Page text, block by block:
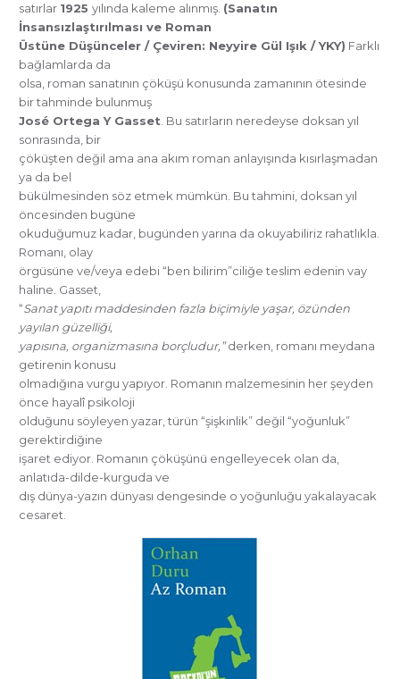
satırlar 1925 yılında kaleme alınmış. (Sanatın
İnsansızlaştırılması ve Roman
Üstüne Düşünceler / Çeviren: Neyyire Gül Işık / YKY) Farklı
bağlamlarda da
olsa, roman sanatının çöküşü konusunda zamanının ötesinde
bir tahminde bulunmuş
José Ortega Y Gasset. Bu satırların neredeyse doksan yıl
sonrasında, bir
çöküşten değil ama ana akım roman anlayışında kısırlaşmadan
ya da bel
bükülmesinden söz etmek mümkün. Bu tahmini, doksan yıl
öncesinden bugüne
okuduğumuz kadar, bugünden yarına da okuyabiliriz rahatlıkla.
Romanı, olay
örgüsüne ve/veya edebi “ben bilirim”ciliğe teslim edenin vay
haline. Gasset,
“Sanat yapıtı maddesinden fazla biçimiyle yaşar, özünden
yayılan güzelliği,
yapısına, organizmasına borçludur,”derken, romanı meydana
getirenin konusu
olmadığına vurgu yapıyor. Romanın malzemesinin her şeyden
önce hayalî psikoloji
olduğunu söyleyen yazar, türün “şişkinlik” değil “yoğunluk”
gerektirdiğine
işaret ediyor. Romanın çöküşünü engelleyecek olan da,
anlatıda-dilde-kurguda ve
dış dünya-yazın dünyası dengesinde o yoğunluğu yakalayacak
cesaret.